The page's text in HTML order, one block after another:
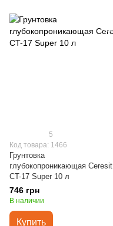
5
Код товара: 1466
Грунтовка
глубокопроникающая Ceresit
CT-17 Super 10 л
746 грн
В наличии
Купить